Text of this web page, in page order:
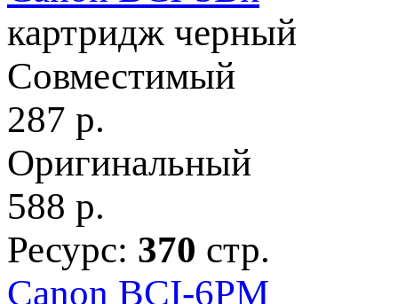
картридж черный
Совместимый
287 р.
Оригинальный
588 р.
Ресурс: 370 стр.
Canon BCI-6PM